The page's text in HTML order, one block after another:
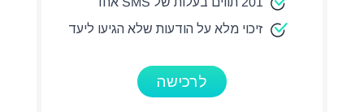
זיכוי מלא על הודעות שלא הגיעו ליעד
לרכישה